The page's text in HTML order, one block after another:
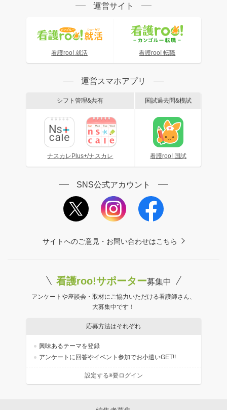
運営サイト
看護roo! 就活 看護roo! 転職
運営スマホアプリ
シフト管理&共有
ナスカレPlus+/ナスカレ
国試過去問&模試
看護roo! 国試
SNS公式アカウント
サイトへのご意見・お問い合わせはこちら
看護roo!サポーター募集中
アンケートや座談会・取材にご協力いただける看護師さん、
大募集中です！
応募方法はそれぞれ
興味あるテーマを登録
アンケートに回答やイベント参加でお小遣いGET!!
設定する※要ログイン